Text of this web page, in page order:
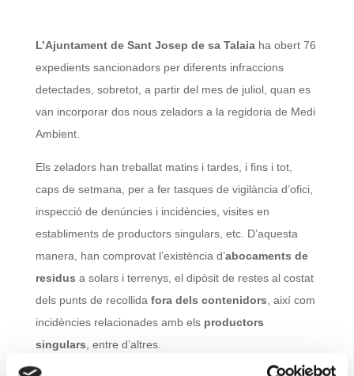
L’Ajuntament de Sant Josep de sa Talaiaha obert 76
expedients sancionadors per diferents infraccions
detectades, sobretot, a partir del mes de juliol, quan es
van incorporar dos nous zeladors a la regidoria de Medi
Ambient.
Els zeladors han treballat matins i tardes, i fins i tot,
caps de setmana, per a fer tasques de vigilància d’ofici,
inspecció de denúncies i incidències, visites en
establiments de productors singulars, etc. D’aquesta
manera, han comprovat l’existència d’abocaments de
residus a solars i terrenys, el dipòsit de restes al costat
dels punts de recollida fora dels contenidors , així com
incidències relacionades amb els productors
singulars , entre d’altres.